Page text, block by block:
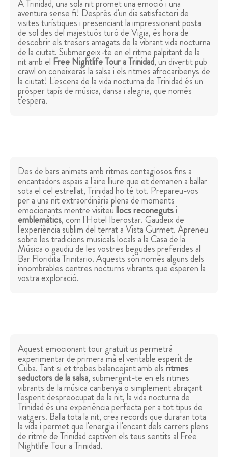
A Trinidad, una sola nit promet una emoció i una
aventura sense fi! Després d'un dia satisfactori de
visites turístiques i presenciant la impressionant posta
de sol des del majestuós turó de Vigia, és hora de
descobrir els tresors amagats de la vibrant vida nocturna
de la ciutat. Submergeix-te en el ritme palpitant de la
nit amb el Free Nightlife Tour a Trinidad, un divertit pub
crawl on coneixeràs la salsa i els ritmes afrocaribenys de
la ciutat! L'escena de la vida nocturna de Trinidad és un
pròsper tapís de música, dansa i alegria, que només
t'espera.
Des de bars animats amb ritmes contagiosos fins a
encantadors espais a l'aire lliure que et demanen a ballar
sota el cel estrellat, Trinidad ho té tot. Prepareu-vos
per a una nit extraordinària plena de moments
emocionants mentre visiteullocs reconeguts i
emblemàtics, com l'Hotel Iberostar. Gaudeix de
l'experiència sublim del terrat a Vista Gurmet. Apreneu
sobre les tradicions musicals locals a la Casa de la
Música o gaudiu de les vostres begudes preferides al
Bar Floridita Trinitario. Aquests són només alguns dels
innombrables centres nocturns vibrants que esperen la
vostra exploració.
Aquest emocionant tour gratuït us permetrà
experimentar de primera mà el veritable esperit de
Cuba. Tant si et trobes balancejant amb elsritmes
seductors de la salsa, submergint-te en els ritmes
vibrants de la música caribenya o simplement abraçant
l'esperit despreocupat de la nit, la vida nocturna de
Trinidad és una experiència perfecta per a tot tipus de
viatgers. Balla tota la nit, crea records que duraran tota
la vida i permet que l'energia i l'encant dels carrers plens
de ritme de Trinidad captiven els teus sentits al Free
Nightlife Tour a Trinidad.